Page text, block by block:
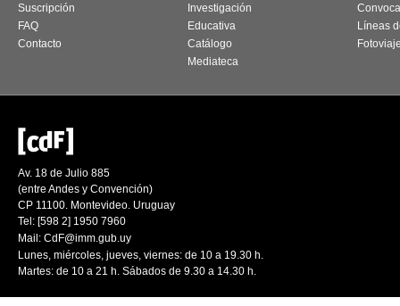
Suscripción
FAQ
Contacto
Investigación
Educativa
Catálogo
Mediateca
Líneas
Av. 18 de Julio 885
(entre Andes y Convención)
CP 11100. Montevideo. Uruguay
Tel: [598 2] 1950 7960
Mail: CdF@imm.gub.uy
Lunes, miércoles, jueves, viernes: de 10 a 19.30 h.
Martes: de 10 a 21 h. Sábados de 9.30 a 14.30 h.